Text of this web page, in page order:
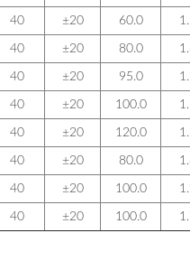
40 ±20 60.0
40 ±20 80.0
40 ±20 95.0
40 ±20 100.0
40 ±20 120.0
40 ±20 80.0
40 ±20 100.0
40 ±20 100.0